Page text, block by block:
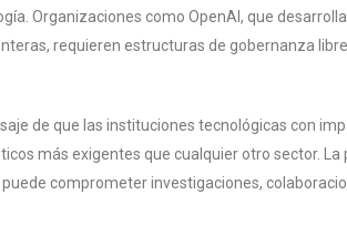
Organizaciones como OpenAI, que
requieren estructuras de gobernanza
de que las instituciones tecnológicas con
más exigentes que cualquier otro sector. La
comprometer investigaciones,